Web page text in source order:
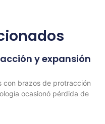
y expansión
con brazos de protracción
ocasionó pérdida de